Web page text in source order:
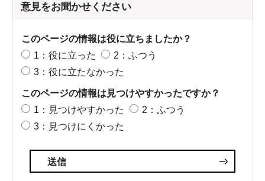
意見をお聞かせください
このページの情報は役に立ちましたか？
1：役に立った
2：ふつう
3：役に立たなかった
このページの情報は見つけやすかったですか？
1：見つけやすかった
2：ふつう
3：見つけにくかった